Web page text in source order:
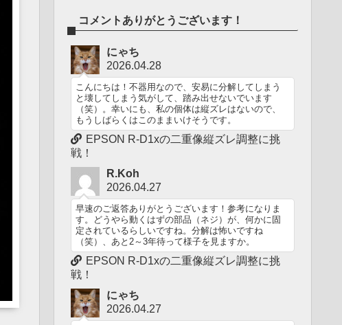
コメントありがとうございます！
にゃち
2026.04.28
こんにちは！不器用なので、安易に分解してしまう
と壊してしまう気がして、踏み出せないでいます
（笑）。幸いにも、私の個体は縦ズレはないので、
もうしばらくはこのままいけそうです。
EPSON R-D1xの二重像縦ズレ調整に挑
戦！
R.Koh
2026.04.27
早速のご返答ありがとうございます！参考になりま
す。どうやら動くはずの部品（ネジ）が、何かに固
定されているらしいですね。分解は怖いですね
（笑）、あと2～3年待って様子を見ますか。
EPSON R-D1xの二重像縦ズレ調整に挑
戦！
にゃち
2026.04.27